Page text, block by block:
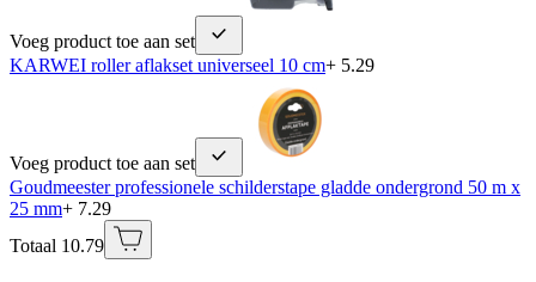
Voeg product toe aan set
KARWEI roller aflakset universeel 10 cm+ 5.29
Voeg product toe aan set
Goudmeester professionele schilderstape gladde ondergrond 50 m x
25 mm+ 7.29
Totaal 10.79